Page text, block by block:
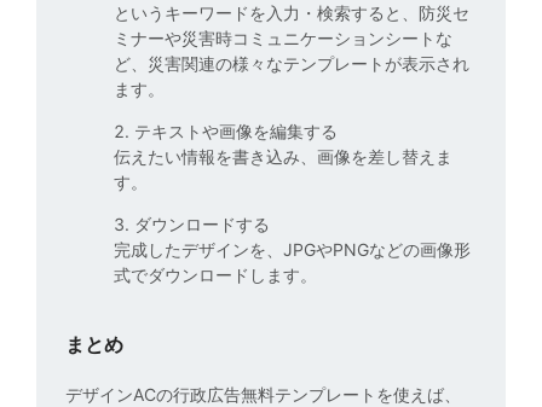
というキーワードを入力・検索すると、防災セ
ミナーや災害時コミュニケーションシートな
ど、災害関連の様々なテンプレートが表示され
ます。
2. テキストや画像を編集する
伝えたい情報を書き込み、画像を差し替えま
す。
3. ダウンロードする
完成したデザインを、JPGやPNGなどの画像形
式でダウンロードします。
まとめ
デザインACの行政広告無料テンプレートを使えば、